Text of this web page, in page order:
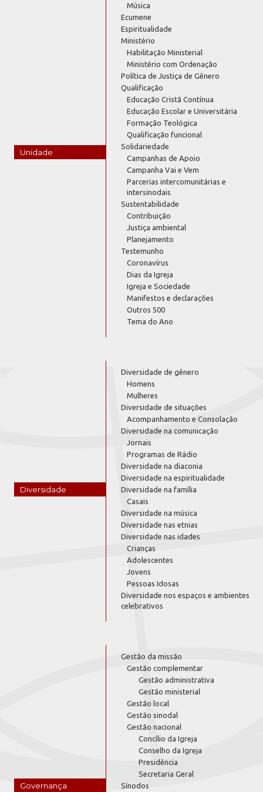
Unidade
Música
Ecumene
Espiritualidade
Ministério
Habilitação Ministerial
Ministério com Ordenação
Política de Justiça de Gênero
Qualificação
Educação Cristã Contínua
Educação Escolar e Universitária
Formação Teológica
Qualificação funcional
Solidariedade
Campanhas de Apoio
Campanha Vai e Vem
Parcerias intercomunitárias e
intersinodais
Sustentabilidade
Contribuição
Justiça ambiental
Planejamento
Testemunho
Coronavírus
Dias da Igreja
Igreja e Sociedade
Manifestos e declarações
Outros 500
Tema do Ano
Diversidade
Diversidade de gênero
Homens
Mulheres
Diversidade de situações
Acompanhamento e Consolação
Diversidade na comunicação
Jornais
Programas de Rádio
Diversidade na diaconia
Diversidade na espiritualidade
Diversidade na família
Casais
Diversidade na música
Diversidade nas etnias
Diversidade nas idades
Crianças
Adolescentes
Jovens
Pessoas Idosas
Diversidade nos espaços e ambientes
celebrativos
Governança
Gestão da missão
Gestão complementar
Gestão administrativa
Gestão ministerial
Gestão local
Gestão sinodal
Gestão nacional
Concílio da Igreja
Conselho da Igreja
Presidência
Secretaria Geral
Sínodos